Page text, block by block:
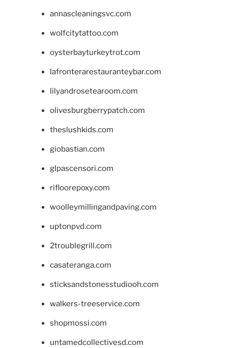
annascleaningsvc.com
wolfcitytattoo.com
oysterbayturkeytrot.com
lafronterarestauranteybar.com
lilyandrosetearoom.com
olivesburgberrypatch.com
theslushkids.com
giobastian.com
glpascensori.com
rifloorepoxy.com
woolleymillingandpaving.com
uptonpvd.com
2troublegrill.com
casateranga.com
sticksandstonesstudiooh.com
walkers-treeservice.com
shopmossi.com
untamedcollectivesd.com